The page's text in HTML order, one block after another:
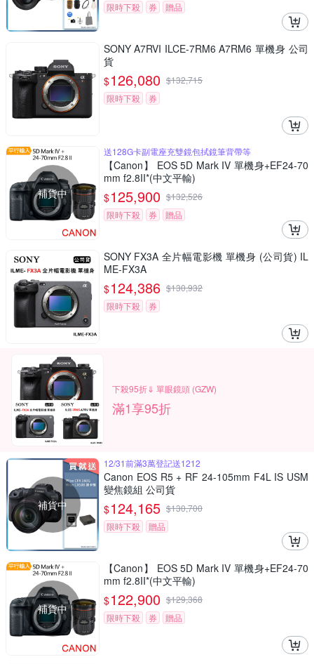
限時下殺
券 贈品
SONY A7RVI ILCE-7RM6 A7RM6 單機身 公司
貨
$126,080 $132,715
限時下殺
券
補貨中
送128G卡副電座充雙鏡包拭鏡筆背帶等
【Canon】 EOS 5D Mark IV 單機身+EF24-70
mm f2.8II*(中文平輸)
$125,900 $132,526
限時下殺
券 贈品
SONY FX3A 全片幅電影機 單機身 (公司貨) IL
ME-FX3A
$124,386 $130,932
限時下殺
券
下殺95折⇓ 單眼鏡頭 (GZW)
滿1享95折
補貨中
12/31前滿3萬登記送1212
Canon EOS R5 + RF 24-105mm F4L IS USM
變焦鏡組 公司貨
$124,165 $130,700
限時下殺
贈品
補貨中
【Canon】 EOS 5D Mark IV 單機身+EF24-70
mm f2.8II*(中文平輸)
$122,900 $129,368
限時下殺
券 贈品